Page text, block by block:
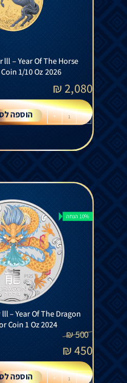
– Year Of The Horse
1/10 Oz 2026
2,080
₪
-
+ הוספה
10% הנחה
– Year Of The Dragon
Coin 1 Oz 2024
500
₪
450
₪
-
+ הוספה